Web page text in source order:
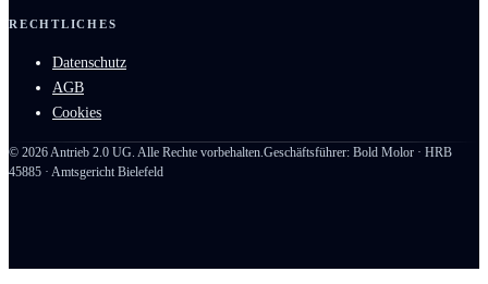
RECHTLICHES
Datenschutz
AGB
Cookies
© 2026Antrieb 2.0 UG. Alle Rechte vorbehalten.Geschäftsführer: Bold Molor · HRB
45885 · Amtsgericht Bielefeld